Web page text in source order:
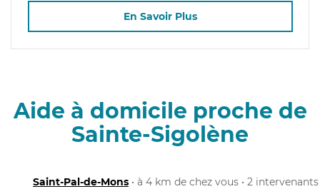
En Savoir Plus
Aide à domicile proche de
Sainte-Sigolène
Saint-Pal-de-Mons • à 4 km de chez vous • 2 intervenants